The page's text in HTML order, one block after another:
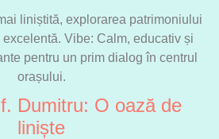
liniștită, explorarea patrimoniului
excelentă. Vibe: Calm, educativ și
pentru un prim dialog în centrul
orașului.
Dumitru: O oază de
liniște